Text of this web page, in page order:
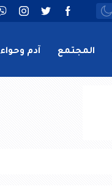
المجتمع آدم وحواء